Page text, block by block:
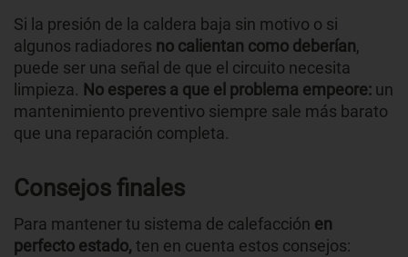
Si la presión de la caldera baja sin motivo o si
algunos radiadores no calientan como deberían,
puede ser una señal de que el circuito necesita
limpieza. No esperes a que el problema empeore: un
mantenimiento preventivo siempre sale más barato
que una reparación completa.
Consejos finales
Para mantener tu sistema de calefacción en
perfecto estado, ten en cuenta estos consejos: